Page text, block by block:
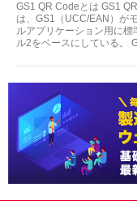
GS1 QR Codeとは GS1
は、GS1（UCC/EAN）が
ルアプリケーション用に
ル2をベースにしている。